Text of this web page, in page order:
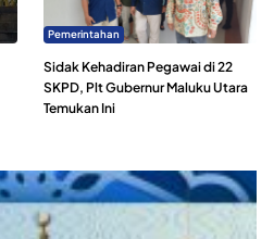
Pemerintahan
Sidak Kehadiran Pegawai di 22
SKPD, Plt Gubernur Maluku Utara
Temukan Ini